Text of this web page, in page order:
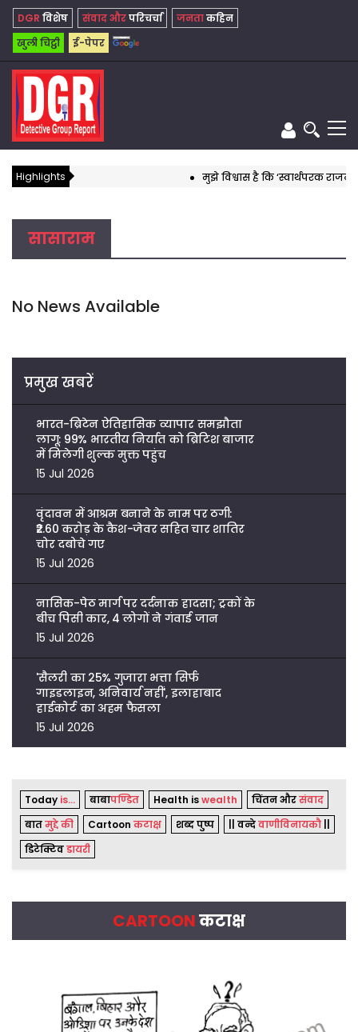
DGR विशेष संवाद औरपरिचर्चा जनताकहिन
खुली चिट्ठी
ई-पेपर
Highlights मुझे विश्वास है कि ‘स्वार्थपरक
सासाराम
No News Available
प्रमुख खबरें
भारत-ब्रिटेन ऐतिहासिक व्यापार समझौता
लागू: 99% भारतीय निर्यात को ब्रिटिश बाजार
में मिलेगी शुल्क मुक्त पहुंच
15 Jul 2026
वृंदावन में आश्रम बनाने के नाम पर ठगी:
₹2.60 करोड़ के कैश-जेवर सहित चार शातिर
चोर दबोचे गए
15 Jul 2026
नासिक-पेठ मार्ग पर दर्दनाक हादसा; ट्रकों के
बीच पिसी कार, 4 लोगों ने गंवाई जान
15 Jul 2026
'सैलरी का 25% गुजारा भत्ता सिर्फ
गाइडलाइन, अनिवार्य नहीं', इलाहाबाद
हाईकोर्ट का अहम फैसला
15 Jul 2026
Today is... बाबापण्डित Health iswealth चिंतन औरसंवाद
बातमुद्दे की Cartoon कटाक्ष शब्द पुष्प || वन्देवाणीविनायकौ
डिटेक्टिवडायरी
CARTOONकटाक्ष